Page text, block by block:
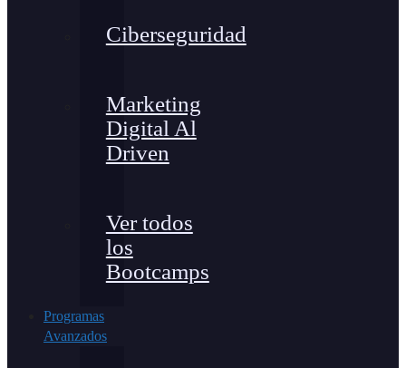
Ciberseguridad
Marketing
Digital Al
Driven
Ver todos
los
Bootcamps
Programas
Avanzados